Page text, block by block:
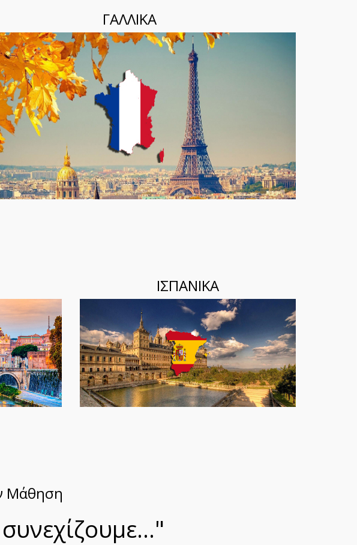
ΓΑΛΛΙΚΑ
ΙΣΠΑΝΙΚΑ
Μάθηση